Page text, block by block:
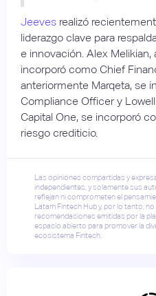
Jeeves realizó
liderazgo clave para
e innovación. Alex
incorporó como Chief
anteriormente Marqeta, se
Compliance Officer y
Capital One, se incorporó
riesgo crediticio.
Las opiniones compartidas y
independientes, y solamente sus
reflejan ni comprometen el
Latam Fintech Hub y, por lo tanto,
recomendaciones emitidas por la
espacio abierto para promover la
ecosistema Fintech.